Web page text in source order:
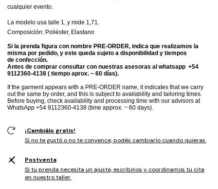
cualquier evento.
La modelo usa talle 1, y mide 1,71.
Composición: Poliéster, Elastano
Si la prenda figura con nombre PRE-ORDER, indica que realizamos la
misma por pedido, y este queda sujeto a disponibilidad y tiempos
de confección.
Antes de comprar consultar con nuestras asesoras al whatsapp +54
9112360-4138 ( tiempo aprox. ~ 60 días).
If the garment appears with a PRE-ORDER name, it indicates that we carry
out the same by order, and this is subject to availability and tailoring times.
Before buying, check availability and processing time with our advisors at
WhatsApp +54 9112360-4138 (time approx. ~ 60 days).
¡Cambiálo gratis!
Si no te gustó o no te convence, podés cambiarlo cuando quieras.
Postventa
Si tu prenda necesita un ajuste, escribinos y coordinamos tu cita
en nuestro taller.